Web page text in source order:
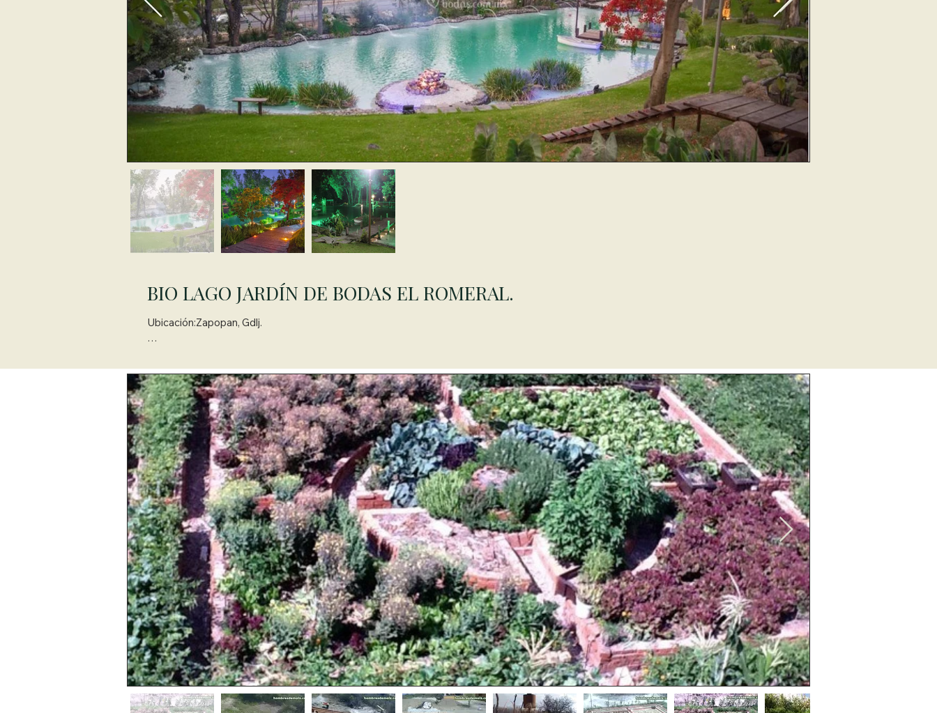
granja, donde coexisten gallinas, cabras y puercos pekineses.
BIO LAGO JARDÍN DE BODAS EL ROMERAL.
Ubicación:Zapopan, Gdlj.
Para este proyecto de 1,800,000 litros se adaptó un sistema de limpieza del lago a base de fito-depuración (plantas limpian
el agua y la dejan cristalina, sin uso de quimicos.) ya que el cliente deseaba que pudieran apreciarse hasta los mínimos
detalles y colores de la fauna (peces koi) sin que el agua se pusiera verde jamás.
El lago ya existía, nosotros solamente diseñamos el sistema que mantiene el agua cristalina y el paisajismo que se puede
apreciar.
HUERTO DE LAS 6 LUNAS